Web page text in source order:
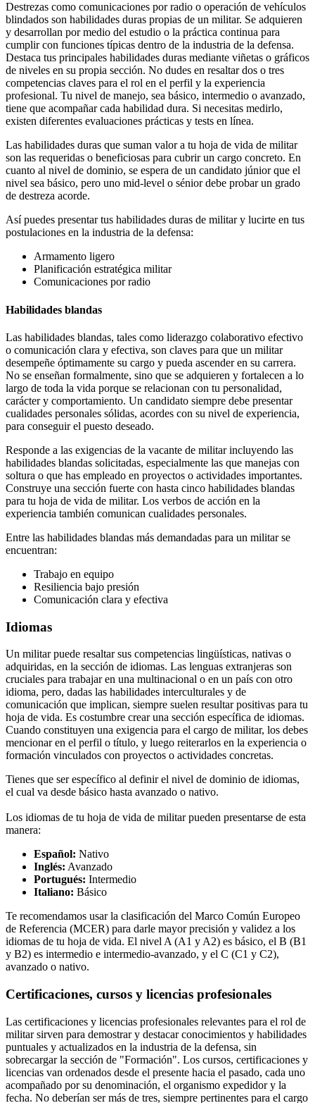
Destrezas como comunicaciones por radio o operación de vehículos
blindados son habilidades duras propias de un militar. Se adquieren
y desarrollan por medio del estudio o la práctica continua para
cumplir con funciones típicas dentro de la industria de la defensa.
Destaca tus principales habilidades duras mediante viñetas o gráficos
de niveles en su propia sección. No dudes en resaltar dos o tres
competencias claves para el rol en el perfil y la experiencia
profesional. Tu nivel de manejo, sea básico, intermedio o avanzado,
tiene que acompañar cada habilidad dura. Si necesitas medirlo,
existen diferentes evaluaciones prácticas y tests en línea.
Las habilidades duras que suman valor a tu hoja de vida de militar
son las requeridas o beneficiosas para cubrir un cargo concreto. En
cuanto al nivel de dominio, se espera de un candidato júnior que el
nivel sea básico, pero uno mid-level o sénior debe probar un grado
de destreza acorde.
Así puedes presentar tus habilidades duras de militar y lucirte en tus
postulaciones en la industria de la defensa:
Armamento ligero
Planificación estratégica militar
Comunicaciones por radio
Habilidades blandas
Las habilidades blandas, tales como liderazgo colaborativo efectivo
o comunicación clara y efectiva, son claves para que un militar
desempeñe óptimamente su cargo y pueda ascender en su carrera.
No se enseñan formalmente, sino que se adquieren y fortalecen a lo
largo de toda la vida porque se relacionan con tu personalidad,
carácter y comportamiento. Un candidato siempre debe presentar
cualidades personales sólidas, acordes con su nivel de experiencia,
para conseguir el puesto deseado.
Responde a las exigencias de la vacante de militar incluyendo las
habilidades blandas solicitadas, especialmente las que manejas con
soltura o que has empleado en proyectos o actividades importantes.
Construye una sección fuerte con hasta cinco habilidades blandas
para tu hoja de vida de militar. Los verbos de acción en la
experiencia también comunican cualidades personales.
Entre las habilidades blandas más demandadas para un militar se
encuentran:
Trabajo en equipo
Resiliencia bajo presión
Comunicación clara y efectiva
Idiomas
Un militar puede resaltar sus competencias lingüísticas, nativas o
adquiridas, en la sección de idiomas. Las lenguas extranjeras son
cruciales para trabajar en una multinacional o en un país con otro
idioma, pero, dadas las habilidades interculturales y de
comunicación que implican, siempre suelen resultar positivas para tu
hoja de vida. Es costumbre crear una sección específica de idiomas.
Cuando constituyen una exigencia para el cargo de militar, los debes
mencionar en el perfil o título, y luego reiterarlos en la experiencia o
formación vinculados con proyectos o actividades concretas.
Tienes que ser específico al definir el nivel de dominio de idiomas,
el cual va desde básico hasta avanzado o nativo.
Los idiomas de tu hoja de vida de militar pueden presentarse de esta
manera:
Español: Nativo
Inglés: Avanzado
Portugués: Intermedio
Italiano: Básico
Te recomendamos usar la clasificación del Marco Común Europeo
de Referencia (MCER) para darle mayor precisión y validez a los
idiomas de tu hoja de vida. El nivel A (A1 y A2) es básico, el B (B1
y B2) es intermedio e intermedio-avanzado, y el C (C1 y C2),
avanzado o nativo.
Certificaciones, cursos y licencias profesionales
Las certificaciones y licencias profesionales relevantes para el rol de
militar sirven para demostrar y destacar conocimientos y habilidades
puntuales y actualizados en la industria de la defensa, sin
sobrecargar la sección de "Formación". Los cursos, certificaciones y
licencias van ordenados desde el presente hacia el pasado, cada uno
acompañado por su denominación, el organismo expedidor y la
fecha. No deberían ser más de tres, siempre pertinentes para el cargo